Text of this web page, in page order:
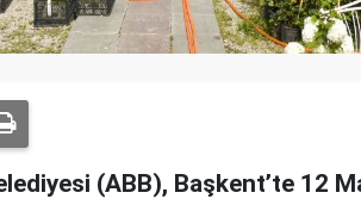
(ABB), Başkent’te 12